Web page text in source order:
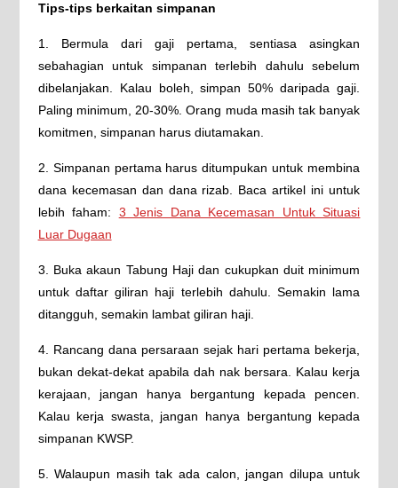
Tips-tips berkaitan simpanan
1. Bermula dari gaji pertama, sentiasa asingkan
sebahagian untuk simpanan terlebih dahulu sebelum
dibelanjakan. Kalau boleh, simpan 50% daripada gaji.
Paling minimum, 20-30%. Orang muda masih tak banyak
komitmen, simpanan harus diutamakan.
2. Simpanan pertama harus ditumpukan untuk membina
dana kecemasan dan dana rizab. Baca artikel ini untuk
lebih faham: 3 Jenis Dana Kecemasan Untuk Situasi
Luar Dugaan
3. Buka akaun Tabung Haji dan cukupkan duit minimum
untuk daftar giliran haji terlebih dahulu. Semakin lama
ditangguh, semakin lambat giliran haji.
4. Rancang dana persaraan sejak hari pertama bekerja,
bukan dekat-dekat apabila dah nak bersara. Kalau kerja
kerajaan, jangan hanya bergantung kepada pencen.
Kalau kerja swasta, jangan hanya bergantung kepada
simpanan KWSP.
5. Walaupun masih tak ada calon, jangan dilupa untuk